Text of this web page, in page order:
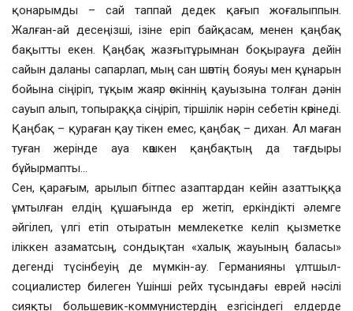
қонарымды – сай таппай дедек қағып жоғалыппын.
Жалған-ай десеңізші, ізіне еріп байқасам, менен қаңбақ
бақытты екен. Қаңбақ жазғытұрымнан боқырауға дейін
сайын даланы сапарлап, мың сан шөптің бояуы мен құнарын
бойына сіңіріп, тұқым жаяр өскіннің қауызына толған дәнін
сауып алып, топыраққа сіңіріп, тіршілік нәрін себетін көрінеді.
Қаңбақ – қураған қау тікен емес, қаңбақ – дихан. Ал маған
туған жерінде ауа көшкен қаңбақтың да тағдыры
бұйырмапты…
Сен, қарағым, арылып бітпес азаптардан кейін азаттыққа
ұмтылған елдің құшағында ер жетіп, еркіндікті әлемге
әйгілеп, үлгі етіп отыратын мемлекетке келіп қызметке
іліккен азаматсың, сондықтан «халық жауының баласы»
дегенді түсінбеуің де мүмкін-ау. Германияны ұлтшыл-
социалистер билеген Үшінші рейх тұсындағы еврей нәсілі
сияқты большевик-коммунистердің езгісіндегі елдерде